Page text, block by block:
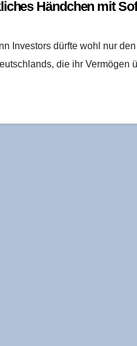
Händ­chen mit
Investors dürfte wohl nur
die ihr Vermögen